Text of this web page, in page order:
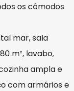
os cômodos
mar, sala
m², lavabo,
ampla e
com armários e